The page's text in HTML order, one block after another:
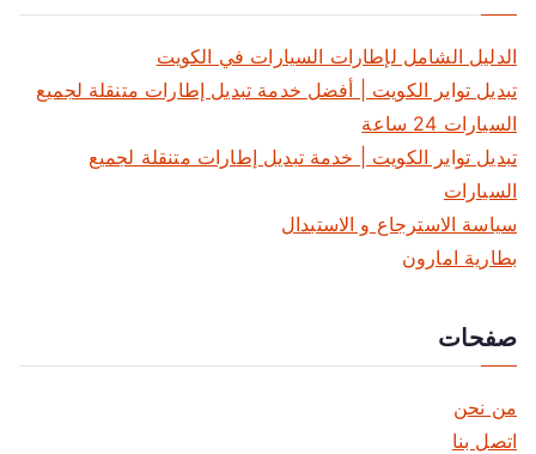
ح
ا
ل
م
ق
ا
ا
ت
الدليل الشامل لإطارات السيارات في الكويت
تبديل تواير الكويت | أفضل خدمة تبديل إطارات متنقلة لجميع
السيارات 24 ساعة
تبديل تواير الكويت | خدمة تبديل إطارات متنقلة لجميع
السيارات
سياسة الاسترجاع و الاستبدال
بطارية امارون
صفحات
من نحن
اتصل بنا